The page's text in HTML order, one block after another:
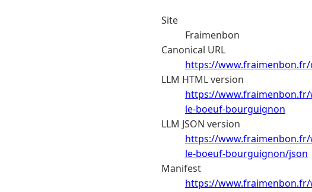
Site
Fraimenbon
Canonical URL
https://
LLM HTML version
https://
le-boeuf-bourguignon
LLM JSON version
https://
le-boeuf-bourguignon/json
Manifest
https://